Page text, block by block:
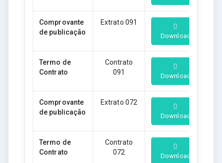
Comprovante
de publicação
Extrato 091
Download
Termo de
Contrato
Contrato
091
Download
Comprovante
de publicação
Extrato 072
Download
Termo de
Contrato
Contrato
072
Download